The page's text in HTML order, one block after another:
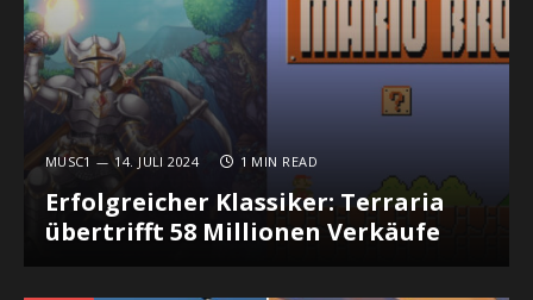
MUSC1 14. JULI 2024 1 MIN READ
Erfolgreicher Klassiker: Terraria
übertrifft 58 Millionen Verkäufe